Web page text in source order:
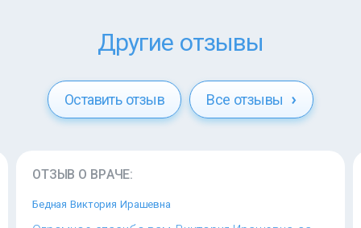
Другие отзывы
Оставить отзыв Все отзывы
ОТЗЫВ О ВРАЧЕ:
Бедная Виктория Ирашевна